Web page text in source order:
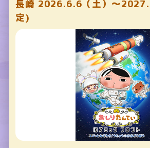
長崎 2026.6.6（土）～
定)